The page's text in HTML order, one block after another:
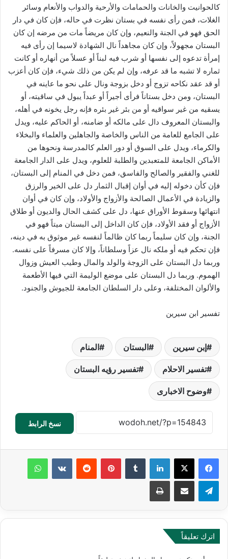
كالحوانيت والخانات والحمامات والأرحية والدواب والأنعام وسائر
الغلات، فمن رأى نفسه في بستان نظرت في حاله، فإن كان في دار
الحق فهو في الجنة والنعيم، وإن كان مريضاً مات من مرضه إن كان
البستان مجهولاً، وإن كان مجاهداً نال الشهادة لاسيما إن رأى فيه
إمرأة تدعوه إلى نفسها أو شرب فيه لبناً أو عسلاً من أنهاره أو كانت
ثماره لا تشبه ما قد عرفه، وإن لم يكن من ذلك شيء، فإن كان أعزب
أو قد عقد نكاحه تزوج أو دخل بزوجة ونال على نحو ما عاينه في
البستان، ومن دخل بستاناً فرأى أجيراً أو عبداً يبول في ساقيته، أو
يسقيه من غير سواقيه أو من بئر غير بئره فإنه رجل يخونه في أهله،
والبستان المعروف دال على مالكه أو ضامنه، أو الحاكم عليه، ويدل
على الجامع للعامة من الناس والخاصة والجاهلين والعلماء والبخلاء
والكرماء، ويدل على السوق أو دور العلم كالمدرسة ونحوها من
الأماكن الجامعة للمتعبدين والطلبة للعلوم، ويدل على الدار الجامعة
للغني والفقير والصالح والفاسق، فمن دخل في المنام إلى البستان،
فإن كأن دخوله إليه في أوان إقبال الثمار دل على الخير والرزق
والزيادة في الأعمال الصالحة والأزواج والأولاد، وإن كان في أوان
انتهائها وسقوط الأوراق عنها، دل على كشف الحال والديون أو طلاق
الأزواج أو فقد الأولاد، فإن كان الداخل إلى البستان ميتاً فهو في
الجنة، وإن كان سليماً ربما كان ظالماً لنفسه غير موثوق به في دينه،
فإن تحكم فيه أو ملكه نال عزاً وسلطاناً، وإلا كان مسرفاً على نفسه.
وربما دل البستان على الزوجة والولد والمال وطيب العيش وزوال
الهموم. وربما دل البستان على موضع الوليمة التي فيها الأطعمة
والألوان المختلفة، وعلى دار السلطان الجامعة للجيوش والجنود.
تفسير ابن سيرين
إبن سيرين البستان المنام
تفسير الاحلام تفسير رؤيه البستان
وضوح الاخبارى
نسخ الرابط
لينكدإن بينتيريست
اترك تعليقاً